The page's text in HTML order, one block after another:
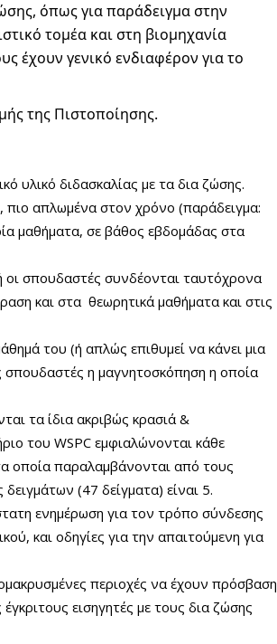
όπως για παράδειγμα στην
τομέα και στη βιομηχανία
έχουν γενικό ενδιαφέρον για το
της Πιστοποίησης.
υλικό διδασκαλίας με τα δια ζώσης.
πιο απλωμένα στον χρόνο (παράδειγμα:
μαθήματα, σε βάθος εβδομάδας στα
οι σπουδαστές συνδέονται ταυτόχρονα
και στα θεωρητικά μαθήματα και στις
του (ή απλώς επιθυμεί να κάνει μια
σπουδαστές η μαγνητοσκόπηση η οποία
τα ίδια ακριβώς κρασιά &
του WSPC εμφιαλώνονται κάθε
οποία παραλαμβάνονται από τους
(47 δείγματα) είναι 5.
ενημέρωση για τον τρόπο σύνδεσης
και οδηγίες για την απαιτούμενη για
περιοχές να έχουν πρόσβαση
εισηγητές με τους δια ζώσης